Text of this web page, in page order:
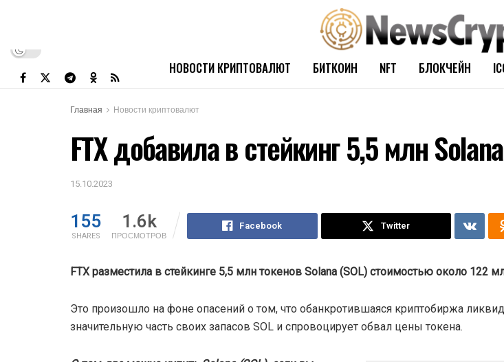
НОВОСТИ КРИПТОВАЛЮТ БИТКОИН NFT БЛОКЧЕЙН
Главная
Новости криптовалют
FTX добавила в стейкинг 5,5 млн Solana
15.10.2023
155
SHARES
1.6k
ПРОСМОТРОВ
Facebook Twitter
FTX разместила в стейкинге 5,5 млн токенов Solana (SOL) стоимостью около 122
Это произошло на фоне опасений о том, что обанкротившаяся криптобиржа
значительную часть своих запасов SOL и спровоцирует обвал цены токена.